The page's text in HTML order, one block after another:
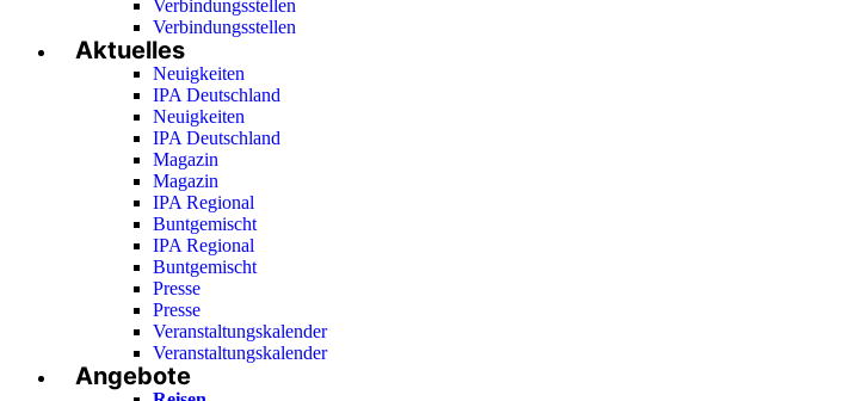
Verbindungsstellen
Verbindungsstellen
Aktuelles
Neuigkeiten
IPA Deutschland
Neuigkeiten
IPA Deutschland
Magazin
Magazin
IPA Regional
Buntgemischt
IPA Regional
Buntgemischt
Presse
Presse
Veranstaltungskalender
Veranstaltungskalender
Angebote